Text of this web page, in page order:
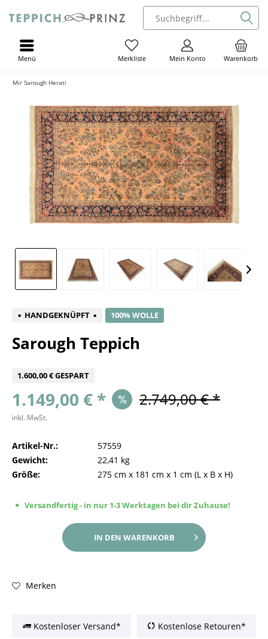
Warenkorb
Mein Konto
Merkliste
Menü
Mir Sarough Herati
HANDGEKNÜPFT 100% WOLLE
Sarough Teppich
1.600,00 € GESPART
1.149,00 € * 2.749,00 € *
inkl. MwSt.
Artikel-Nr.:
57559
Gewicht:
22,41 kg
Größe:
275 cm x 181 cm x 1 cm (L x B x H)
Versandfertig - in nur 1-3 Werktagen bei dir Zuhause!
IN DEN WARENKORB
Merken
Kostenloser Versand* Kostenlose Retouren*